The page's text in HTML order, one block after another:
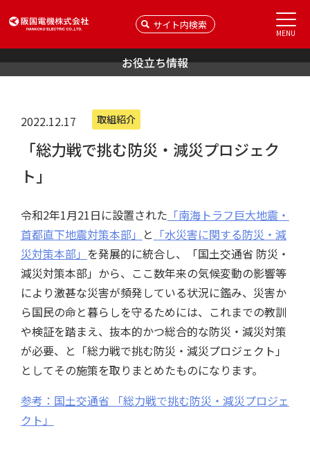
MENU
お役立ち情報
2022.12.17 取組紹介
「総力戦で挑む防災・減災プロジェク
ト」
令和2年1月21日に設置された 「南海トラフ巨大地震・
首都直下地震対策本部」 と 「水災害に関する防災・減
災対策本部」 を発展的に統合し、「国土交通省 防災・
減災対策本部」から、ここ数年来の気候変動の影響等
により激甚な災害が頻発している状況に鑑み、災害か
ら国民の命と暮らしを守るためには、これまでの教訓
や検証を踏まえ、抜本的かつ総合的な防災・減災対策
が必要、と「総力戦で挑む防災・減災プロジェクト」
としてその施策を取りまとめたものになります。
参考：国土交通省 「総力戦で挑む防災・減災プロジェ
クト」